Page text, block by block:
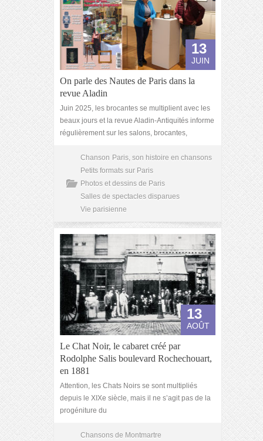
13
JUIN
On parle des Nautes de Paris dans la
revue Aladin
Juin 2025, les brocantes se multiplient avec les
beaux jours et la revue Aladin-Antiquités informe
régulièrement sur les salons, brocantes,
Chanson Paris, son histoire en chansons
Petits formats sur Paris
Photos et dessins de Paris
Salles de spectacles disparues
Vie parisienne
13
AOÛT
Le Chat Noir, le cabaret créé par
Rodolphe Salis boulevard Rochechouart,
en 1881
Attention, les Chats Noirs se sont multipliés
depuis le XIXe siècle, mais il ne s’agit pas de la
progéniture du
Chansons de Montmartre